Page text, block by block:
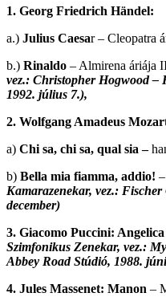
1. Georg Friedrich Händel:
a.) Julius Caesar – Cleopatra
b.) Rinaldo – Almirena áriája
vez.: Christopher Hogwood
1992. július 7.),
2. Wolfgang Amadeus
a) Chi sa, chi sa, qual sia –
b) Bella mia fiamma, addio!
Kamarazenekar, vez.:
december)
3. Giacomo Puccini:
Szimfonikus Zenekar, vez.:
Abbey Road Stúdió, 1988.
4. Jules Massenet: Manon –